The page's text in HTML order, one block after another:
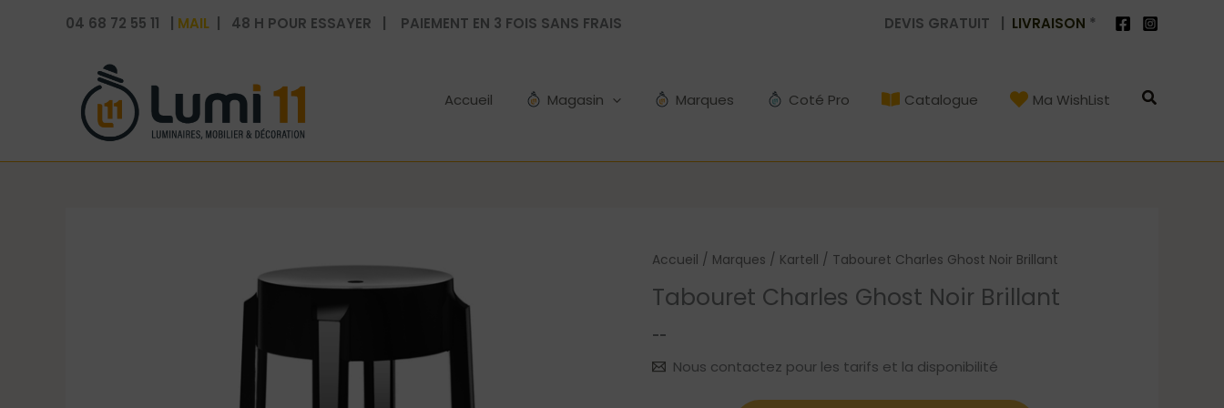
04 68 72 55 11 | MAIL | 48 H POUR ESSAYER | PAIEMENT EN 3 FOIS SANS FRAIS DEVIS GRATUIT | LIVRAISON *
Accueil Magasin Marques Coté Pro Catalogue Ma WishList
Accueil / Marques / Kartell / Tabouret Charles Ghost Noir Brillant
Tabouret Charles Ghost Noir Brillant
--
Nous contactez pour les tarifs et la disponibilité